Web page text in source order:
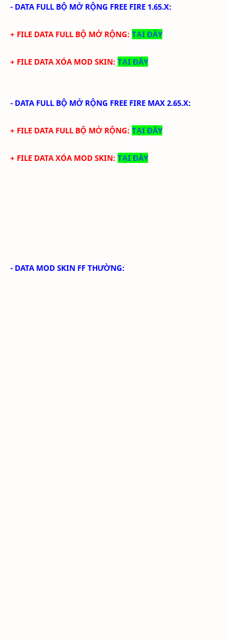
- DATA FULL BỘ MỞ RỘNG FREE FIRE 1.65.X:
+ FILE DATA FULL BỘ MỞ RỘNG: TẠI ĐÂY
+ FILE DATA XÓA MOD SKIN: TẠI ĐÂY
- DATA FULL BỘ MỞ RỘNG FREE FIRE MAX 2.65.X:
+ FILE DATA FULL BỘ MỞ RỘNG: TẠI ĐÂY
+ FILE DATA XÓA MOD SKIN: TẠI ĐÂY
- DATA MOD SKIN FF THƯỜNG: